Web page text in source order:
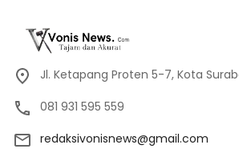
Jl. Ketapang Proten 5-7, Kota
081 931 595 559
redaksivonisnews@gmail.com